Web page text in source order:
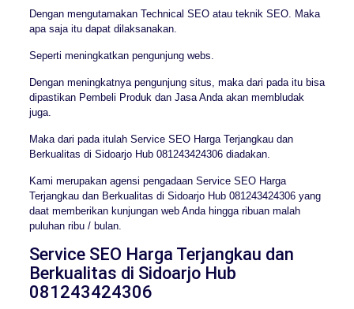
Dengan mengutamakan Technical SEO atau teknik SEO. Maka
apa saja itu dapat dilaksanakan.
Seperti meningkatkan pengunjung webs.
Dengan meningkatnya pengunjung situs, maka dari pada itu bisa
dipastikan Pembeli Produk dan Jasa Anda akan membludak
juga.
Maka dari pada itulah Service SEO Harga Terjangkau dan
Berkualitas di Sidoarjo Hub 081243424306 diadakan.
Kami merupakan agensi pengadaan Service SEO Harga
Terjangkau dan Berkualitas di Sidoarjo Hub 081243424306 yang
daat memberikan kunjungan web Anda hingga ribuan malah
puluhan ribu / bulan.
Service SEO Harga Terjangkau dan
Berkualitas di Sidoarjo Hub
081243424306